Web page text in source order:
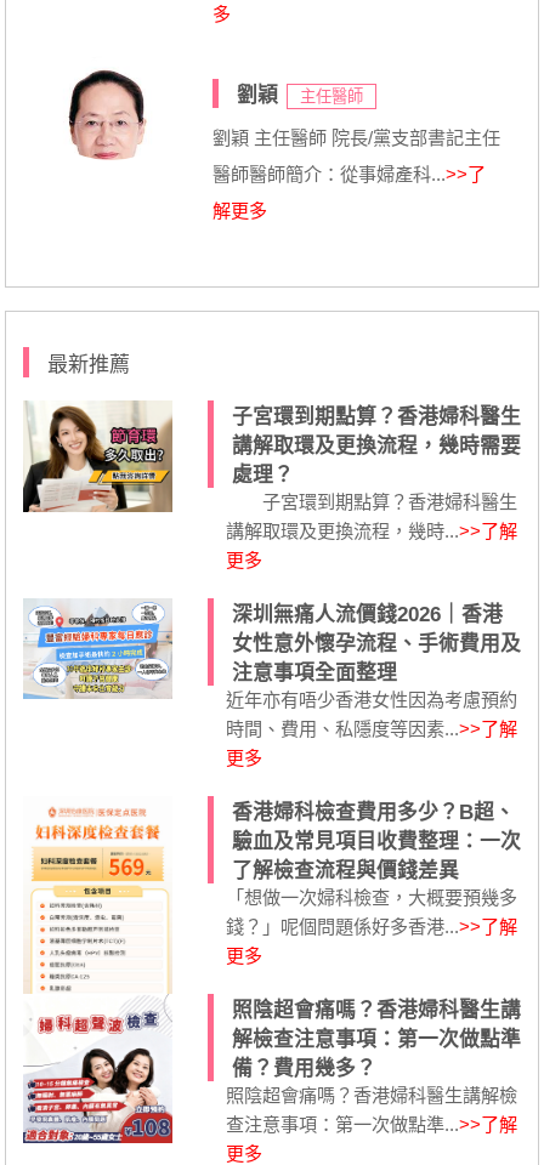
多
劉穎 主任醫師
劉穎 主任醫師 院長/黨支部書記主任
醫師醫師簡介：從事婦產科...>>了
解更多
最新推薦
子宮環到期點算？香港婦科醫生
講解取環及更換流程，幾時需要
處理？
子宮環到期點算？香港婦科醫生
講解取環及更換流程，幾時...>>了解
更多
深圳無痛人流價錢2026｜香港
女性意外懷孕流程、手術費用及
注意事項全面整理
近年亦有唔少香港女性因為考慮預約
時間、費用、私隱度等因素...>>了解
更多
香港婦科檢查費用多少？B超、
驗血及常見項目收費整理：一次
了解檢查流程與價錢差異
「想做一次婦科檢查，大概要預幾多
錢？」呢個問題係好多香港...>>了解
更多
照陰超會痛嗎？香港婦科醫生講
解檢查注意事項：第一次做點準
備？費用幾多？
照陰超會痛嗎？香港婦科醫生講解檢
查注意事項：第一次做點準...>>了解
更多